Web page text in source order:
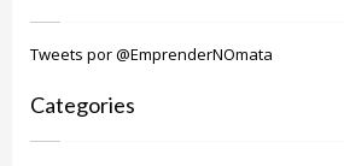
Tweets por @EmprenderNOmata
Categories